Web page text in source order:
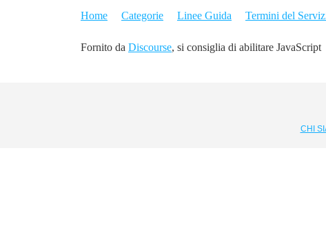
Home Categorie Linee Guida Termini del
Fornito da Discourse, si consiglia di abilitare JavaScript
CHI